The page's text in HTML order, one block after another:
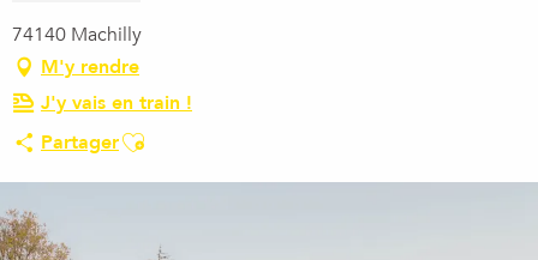
74140 Machilly
M'y rendre
J'y vais en train !
PartagerAjouter aux favoris